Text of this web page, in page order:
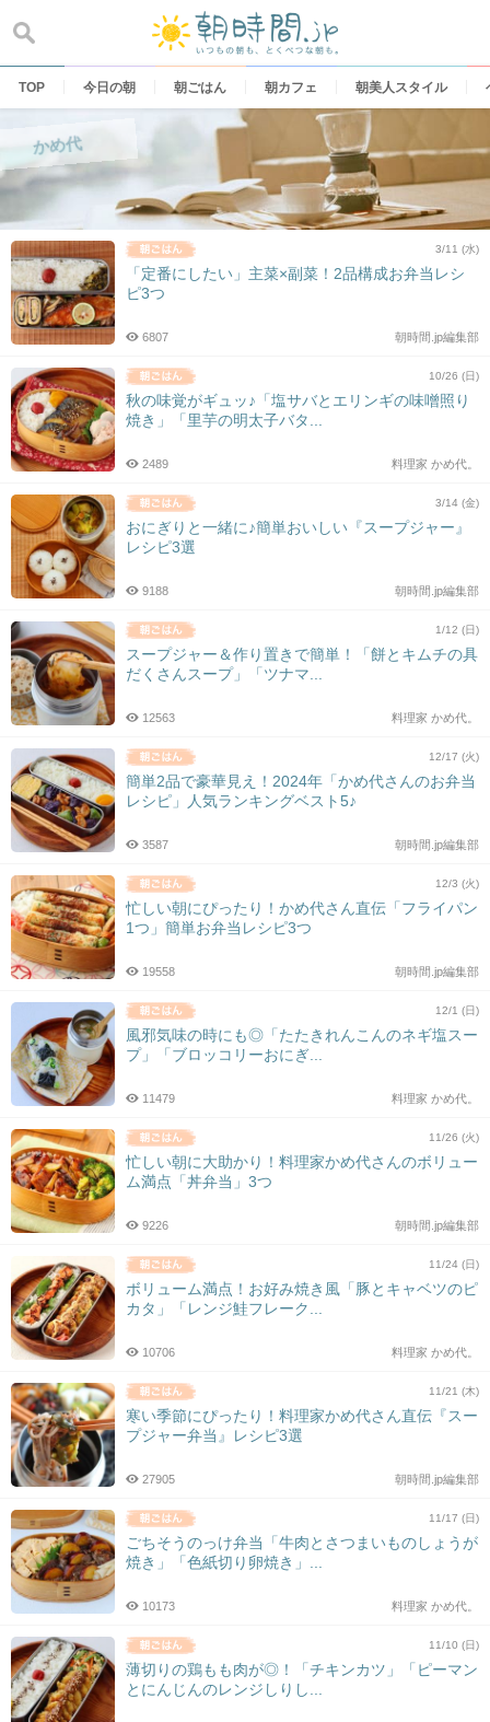
content
TOP 今日の朝 朝ごはん 朝カフェ 朝美人スタイル
かめ代
3/11 (水)
「定番にしたい」主菜×副菜！2品構成お弁当レシ
ピ3つ
朝時間.jp編集部
6807
10/26 (日)
秋の味覚がギュッ♪「塩サバとエリンギの味噌照り
焼き」「里芋の明太子バタ...
料理家 かめ代。
2489
3/14 (金)
おにぎりと一緒に♪簡単おいしい『スープジャー』
レシピ3選
朝時間.jp編集部
9188
1/12 (日)
スープジャー＆作り置きで簡単！「餅とキムチの具
だくさんスープ」「ツナマ...
料理家 かめ代。
12563
12/17 (火)
簡単2品で豪華見え！2024年「かめ代さんのお弁当
レシピ」人気ランキングベスト5♪
朝時間.jp編集部
3587
12/3 (火)
忙しい朝にぴったり！かめ代さん直伝「フライパン
1つ」簡単お弁当レシピ3つ
朝時間.jp編集部
19558
12/1 (日)
風邪気味の時にも◎「たたきれんこんのネギ塩スー
プ」「ブロッコリーおにぎ...
料理家 かめ代。
11479
11/26 (火)
忙しい朝に大助かり！料理家かめ代さんのボリュー
ム満点「丼弁当」3つ
朝時間.jp編集部
9226
11/24 (日)
ボリューム満点！お好み焼き風「豚とキャベツのピ
カタ」「レンジ鮭フレーク...
料理家 かめ代。
10706
11/21 (木)
寒い季節にぴったり！料理家かめ代さん直伝『スー
プジャー弁当』レシピ3選
朝時間.jp編集部
27905
11/17 (日)
ごちそうのっけ弁当「牛肉とさつまいものしょうが
焼き」「色紙切り卵焼き」...
料理家 かめ代。
10173
11/10 (日)
薄切りの鶏もも肉が◎！「チキンカツ」「ピーマン
とにんじんのレンジしりし...